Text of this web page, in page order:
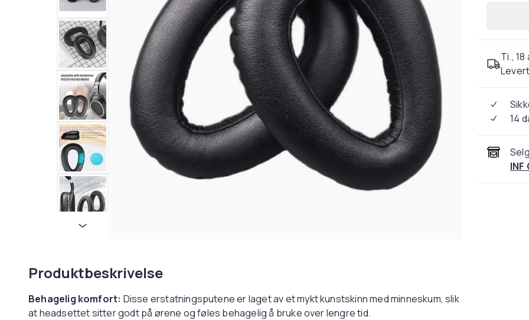
Produktbeskrivelse
Behagelig komfort: Disse erstatningsputene er laget av et mykt kunstskinn med minneskum, slik
at headsettet sitter godt på ørene og føles behagelig å bruke over lengre tid.
Ti.,
14
INF